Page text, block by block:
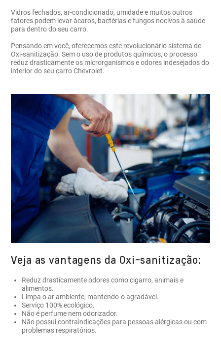
Vidros fechados, ar-condicionado, umidade e muitos outros
fatores podem levar ácaros, bactérias e fungos nocivos à saúde
para dentro do seu carro.
Pensando em você, oferecemos este revolucionário sistema de
Oxi-sanitização. Sem o uso de produtos químicos, o processo
reduz drasticamente os microrganismos e odores indesejados do
interior do seu carro Chevrolet.
Veja as vantagens da Oxi-sanitização:
Reduz drasticamente odores como cigarro, animais e
alimentos.
Limpa o ar ambiente, mantendo-o agradável.
Serviço 100% ecológico.
Não é perfume nem odorizador.
Não possui contraindicações para pessoas alérgicas ou com
problemas respiratórios.